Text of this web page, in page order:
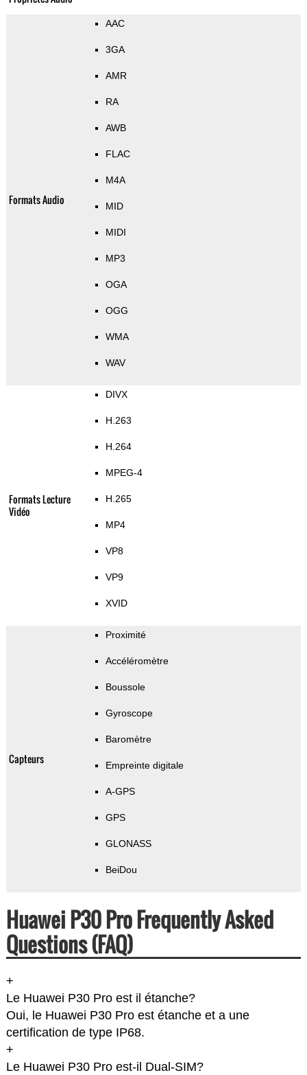
Formats Audio
AAC
3GA
AMR
RA
AWB
FLAC
M4A
MID
MIDI
MP3
OGA
OGG
WMA
WAV
Formats Lecture
Vidéo
DIVX
H.263
H.264
MPEG-4
H.265
MP4
VP8
VP9
XVID
Capteurs
Proximité
Accéléromètre
Boussole
Gyroscope
Baromètre
Empreinte digitale
A-GPS
GPS
GLONASS
BeiDou
Huawei P30 Pro Frequently Asked
Questions (FAQ)
+
Le Huawei P30 Pro est il étanche?
Oui, le Huawei P30 Pro est étanche et a une
certification de type IP68.
+
Le Huawei P30 Pro est-il Dual-SIM?